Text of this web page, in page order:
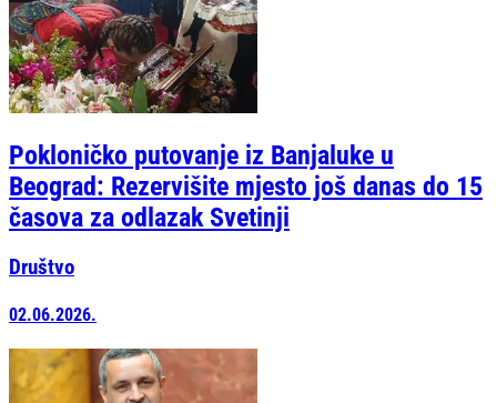
Pokloničko putovanje iz Banjaluke u
Beograd: Rezervišite mjesto još danas do 15
časova za odlazak Svetinji
Društvo
02.06.2026.